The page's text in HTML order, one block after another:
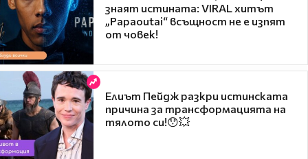
знаят истината: VIRAL хитът
„Papaoutai“ всъщност не е изпят
от човек!
Елиът Пейдж разкри истинската
причина за трансформацията на
тялото си!😯💥